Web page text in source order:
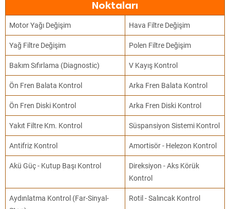
Noktaları
Motor Yağı Değişim Hava Filtre Değişim
Yağ Filtre Değişim Polen Filtre Değişim
Bakım Sıfırlama (Diagnostic) V Kayış Kontrol
Ön Fren Balata Kontrol Arka Fren Balata Kontrol
Ön Fren Diski Kontrol Arka Fren Diski Kontrol
Yakıt Filtre Km. Kontrol Süspansiyon Sistemi Kontrol
Antifriz Kontrol Amortisör - Helezon Kontrol
Akü Güç - Kutup Başı Kontrol
Direksiyon - Aks Körük
Kontrol
Aydınlatma Kontrol (Far-Sinyal-
Rotil - Salıncak Kontrol